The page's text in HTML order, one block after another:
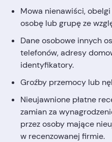
Mowa nienawiści,
osobę lub grupę ze
Dane osobowe innych
telefonów, adresy
identyfikatory.
Groźby przemocy lub
Nieujawnione płatne
zamian za
przez osoby mające
w recenzowanej firmie.